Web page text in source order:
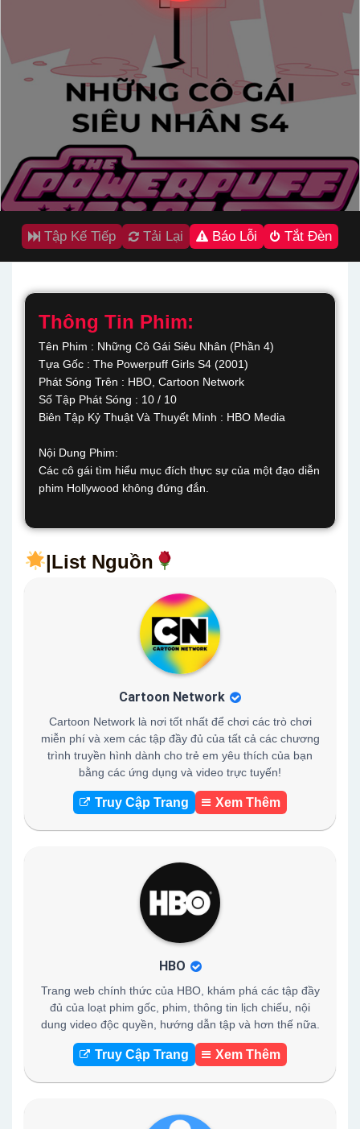
Tập Kế Tiếp Tải Lại Báo Lỗi Tắt Đèn
Thông Tin Phim:
Tên Phim : Những Cô Gái Siêu Nhân (Phần 4)
Tựa Gốc : The Powerpuff Girls S4 (2001)
Phát Sóng Trên : HBO, Cartoon Network
Số Tập Phát Sóng : 10 / 10
Biên Tập Kỷ Thuật Và Thuyết Minh : HBO Media
Nội Dung Phim:
Các cô gái tìm hiểu mục đích thực sự của một đạo diễn
phim Hollywood không đứng đắn.
|List Nguồn
Cartoon Network
Cartoon Network là nơi tốt nhất để chơi các trò chơi
miễn phí và xem các tập đầy đủ của tất cả các chương
trình truyền hình dành cho trẻ em yêu thích của bạn
bằng các ứng dụng và video trực tuyến!
Truy Cập Trang Xem Thêm
HBO
Trang web chính thức của HBO, khám phá các tập đầy
đủ của loạt phim gốc, phim, thông tin lịch chiếu, nội
dung video độc quyền, hướng dẫn tập và hơn thế nữa.
Truy Cập Trang Xem Thêm